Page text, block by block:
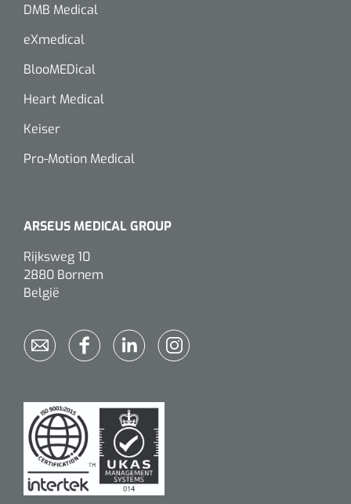
DMB Medical
eXmedical
BlooMEDical
Heart Medical
Keiser
Pro-Motion Medical
ARSEUS MEDICAL GROUP
Rijksweg 10
2880 Bornem
België